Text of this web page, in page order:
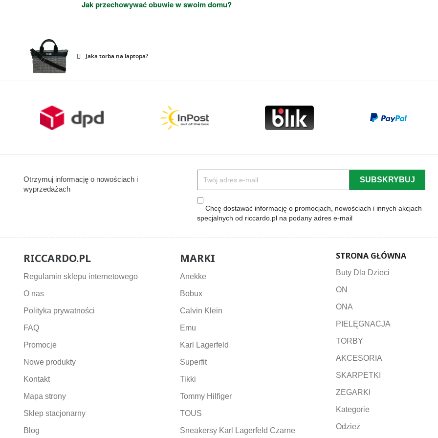
Jak przechowywać obuwie w swoim domu?
Jaka torba na laptopa?
Otrzymuj informację o nowościach i
wyprzedażach
Chcę dostawać informację o promocjach, nowościach i innych akcjach
specjalnych od riccardo.pl na podany adres e-mail
RICCARDO.PL
Regulamin sklepu internetowego
O nas
Polityka prywatności
FAQ
Promocje
Nowe produkty
Kontakt
Mapa strony
Sklep stacjonarny
Blog
MARKI
Anekke
Bobux
Calvin Klein
Emu
Karl Lagerfeld
Superfit
Tikki
Tommy Hilfiger
TOUS
Sneakersy Karl Lagerfeld Czarne
STRONA GŁÓWNA
Buty Dla Dzieci
ON
ONA
PIELĘGNACJA
TORBY
AKCESORIA
SKARPETKI
ZEGARKI
Kategorie
Odzież